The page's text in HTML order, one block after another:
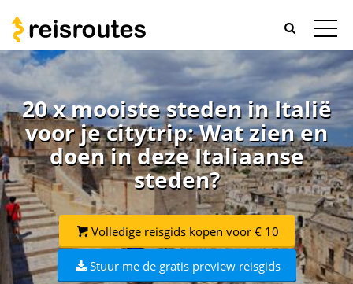
20 x mooiste steden in Italië
voor je citytrip: Wat zien en
doen in deze Italiaanse
steden?
Volledige reisgids kopen voor € 10
Stuur me de gratis preview reisgids